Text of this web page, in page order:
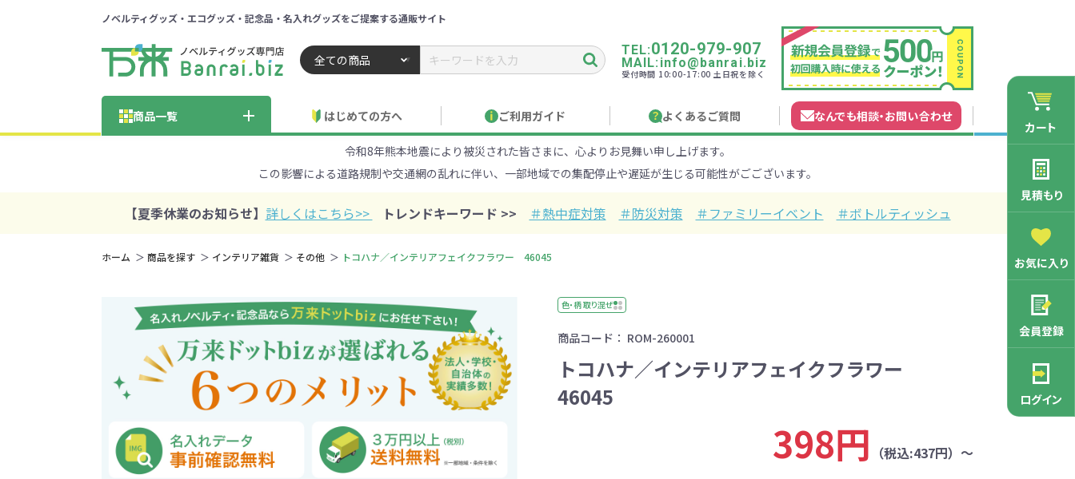
ノベルティグッズ・エコグッズ・記念品・名入れグッズをご提案する通販サイト
ノベルティ 専門店 万来ドットbiz ／ 名入れ・販促品・記念品・オリジナルグッズ
商品一覧
エコバッグ・トートバッ
グ全般
コットントートバッグ
オーガニックコットン
バッグ
グ
不織布バッグ
ポリエステルバッグ デニムバッグ
マルシェバッグ ランチバッグ サコッシュ その他バッグ
巾着・リュック全般 コットン巾着・リュック 不織布巾着・リュック
ック
ポーチ全般
クリア・ビニールポー
ポリエステルポーチ コットンポーチ キャンバスポーチ
デニムポーチ フラットポーチ
ケース全般 財布 コインケース カードケース マルチケース
マグカップ全般 陶器マグカップ プラスチックマグカップ
ステンレス・アルミマグカッ
プ
ガラスマグカップ
湯のみ
タンブラー・ボトル・グラス
タンブラー・ボトル・グ
ラス全般
ステンレスタンブラー
ー
ステンレスボトル
ペン・筆記用具
ペン・筆記用具全般 単色ボールペン クレヨン・色鉛筆・鉛筆
文具・ステーショナリー
文具・ステーショナリー
全般
付箋 バースデーカード
スマホ・タブレットグッ
ズ全般
モバイルバッテリー・充
電器
モバイルケース
パソコングッズ全般 USBグッズ
～50円 51～100円 101～150円
301～500円 501～1000円 1001～2000円
5001～10000円 10001円以上
展示会・セミナー全般 展示会向けバッグ 展示会向けノベルティ
再生素材・エコ素材全
般
再生コットン 再生ＰＥＴ 再生樹脂 リサイクルレザー
コルク 竹・バンブーファイバー ジュート 麦わら
社会貢献機能付き
社会貢献機能付き全般 フェアトレード 樹を・サンゴを植える
来店・成約プレゼント 営業活動ツール・粗品 絆ツール
子供向け全般 お菓子系 文具・知育玩具系 イベント・抽選会
貨
防犯・安心グッズ
女性向け全般 ファッション雑貨 エコ・アイデア雑貨 キッチン雑貨 生活雑貨
シニア向け
シニア向け全般 健康・癒しグッズ 防犯グッズ モバイル・PCグッズ 生活雑貨
訪日外国人・インバウンド向
け
訪日外国人・インバウ
ンド向け全般
和風・和雑貨
100円以下の人気エコバッグ 展示会ノベルティ特集 フルカラー印刷で訴求力UP 名入れ印刷バッグ特集
春のノベルティ特集 夏のノベルティ特集 秋のノベルティ特集
官公庁・自治体向け全
般
SDGs推進 交通安全 消防・救急グッズ
学校・教育グッズ
ス向け
学校・PTA・オープンキ
ャンパス向け全般
バッグ・ポーチ 記念品
メーカー向け
メーカー向け全般 アパレル 住宅・不動産
店舗向け全般 カーディーラー 美容系サロン
はじめての方へ ご利用ガイド
見積もり作成について のし・包装 名入れガイド
よくあるご質問 なんでも相談・お問い合わせ
見積もりサポート お急ぎ在庫確認
TEL:0120-979-907
MAIL:info@banrai.biz
受付時間 10:00-17:00 土日祝を除く
カート
見積もり
お気に入り
会員登録
ログイン
令和8年熊本地震により被災された皆さまに、心よりお見舞い申し上げます。
この影響による道路規制や交通網の乱れに伴い、一部地域での集配停止や遅延が生じる可能性がごございます。
【夏季休業のお知らせ】 詳しくはこちら>> トレンドキーワード >> ＃熱中症対策 ＃防災対策 ＃ファミリーイベント ＃ボトルティッシュ
ホーム 商品を探す インテリア雑貨 その他 トコハナ／インテリアフェイクフラワー 46045
色・柄 取り混ぜ
商品コード： ROM-260001
トコハナ／インテリアフェイクフラワー
46045
398円 （税込:437円）～